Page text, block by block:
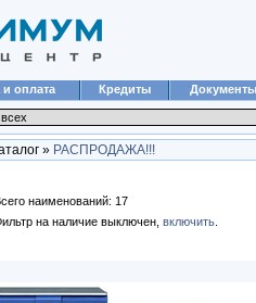
и оплата Кредиты Документы
» РАСПРОДАЖА!!!
наименований: 17
на наличие выключен, включить